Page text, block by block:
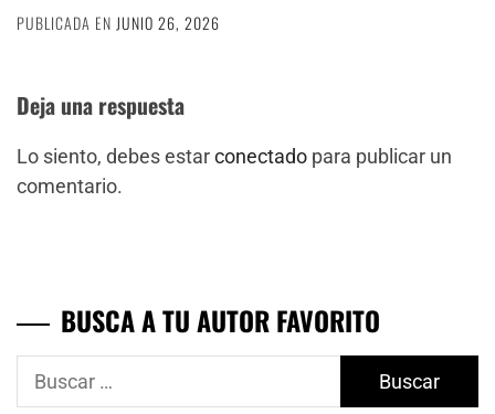
PUBLICADA EN JUNIO 26, 2026
Deja una respuesta
Lo siento, debes estarconectado para publicar un
comentario.
BUSCA A TU AUTOR FAVORITO
Buscar: